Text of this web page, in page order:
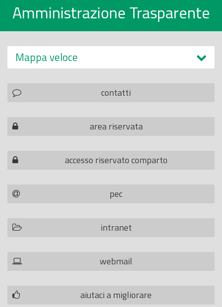
Amministrazione Trasparente
Mappa veloce
contatti
area riservata
accesso riservato comparto
pec
intranet
webmail
aiutaci a migliorare